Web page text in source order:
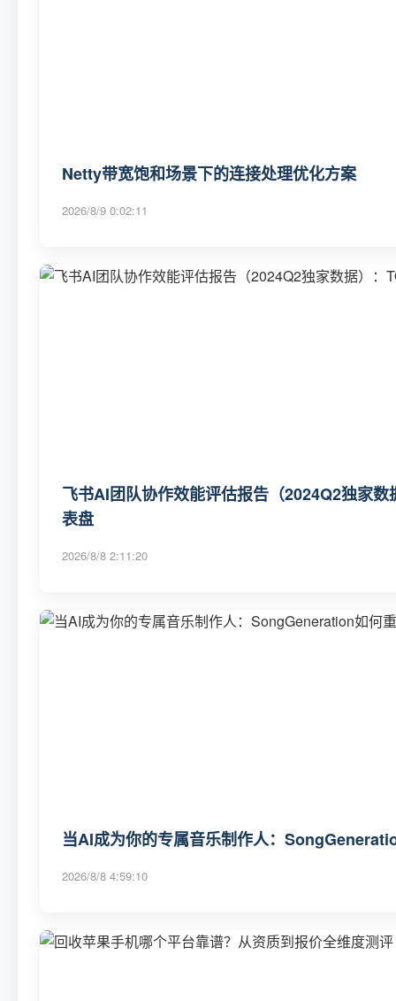
Netty带宽饱和场景下的连接处理优化方案
2026/8/9 0:02:11
飞书AI团队协作效能评估报告（2024Q2独家
表盘
2026/8/8 2:11:20
当AI成为你的专属音乐制作人：
2026/8/8 4:59:10